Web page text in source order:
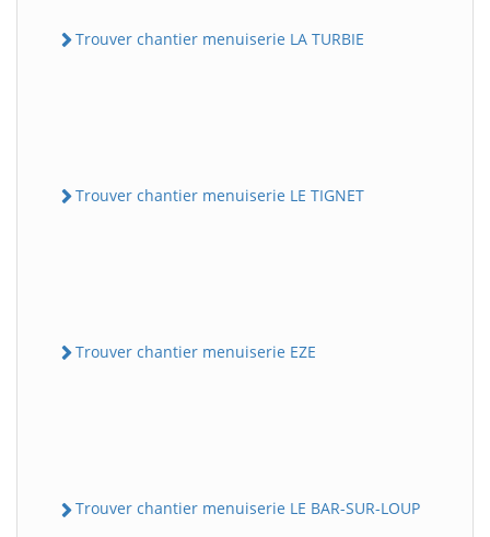
Trouver chantier menuiserie LA TURBIE
Trouver chantier menuiserie LE TIGNET
Trouver chantier menuiserie EZE
Trouver chantier menuiserie LE BAR-SUR-LOUP